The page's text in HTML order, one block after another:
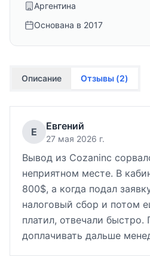
Аргентина
Основана в 2017
Описание Отзывы (2)
Е Евгений
27 мая 2026 г.
Вывод из Cozaninc
неприятном месте. В
800$, а когда подал
налоговый сбор и потом
платил, отвечали быстро.
доплачивать дальше